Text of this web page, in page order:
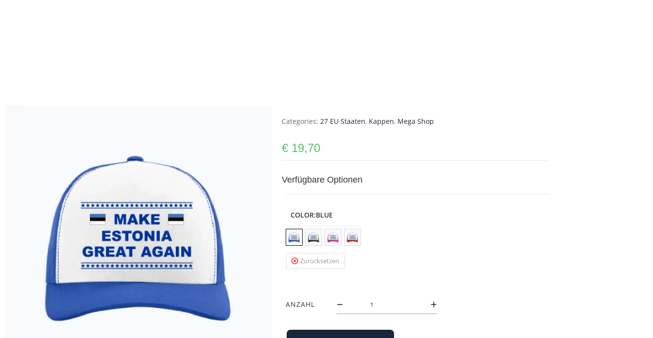
Categories: 27 EU Staaten, Kappen, Mega Shop
€ 19,70
Verfügbare Optionen
COLOR:BLUE
Zurücksetzen
ANZAHL